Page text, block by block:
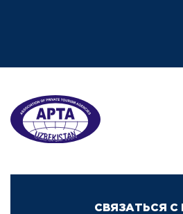
СВЯЗАТЬСЯ С